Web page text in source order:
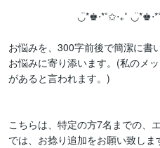
◡̈︎*♚︎‧*˚✩︎‧₊˚
お悩みを、300字前後で簡潔に書
お悩みに寄り添います。(私のメ
があると言われます。)
こちらは、特定の方7名までの、
では、お捻り追加をお願い致しま